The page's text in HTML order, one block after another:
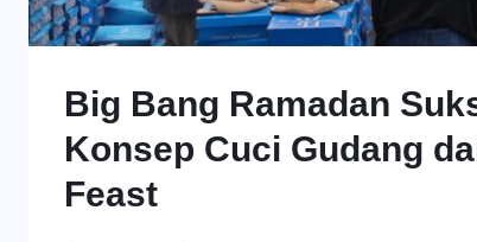
Big Bang Ramadan
Konsep Cuci Gudang
Feast